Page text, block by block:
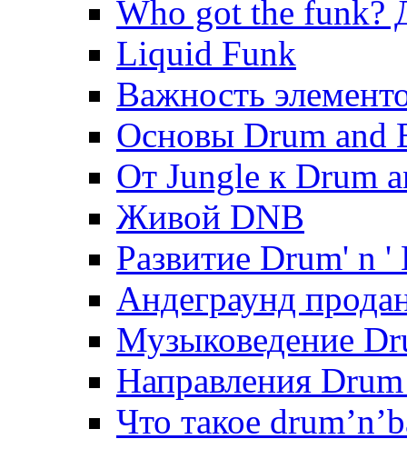
Who got the funk?
Liquid Funk
Важность
Основы Drum and
От Jungle к Drum
Живой DNB
Развитие Drum' n '
Андеграунд
Музыковедение
Направления
Что такое